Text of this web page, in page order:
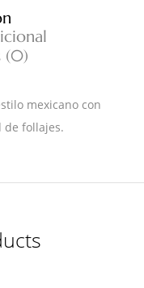
(0)
mexicano con
de follajes.